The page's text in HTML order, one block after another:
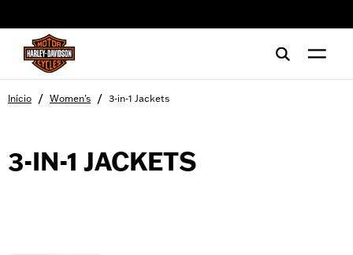
Início / Women's / 3-in-1 Jackets
3-IN-1 JACKETS